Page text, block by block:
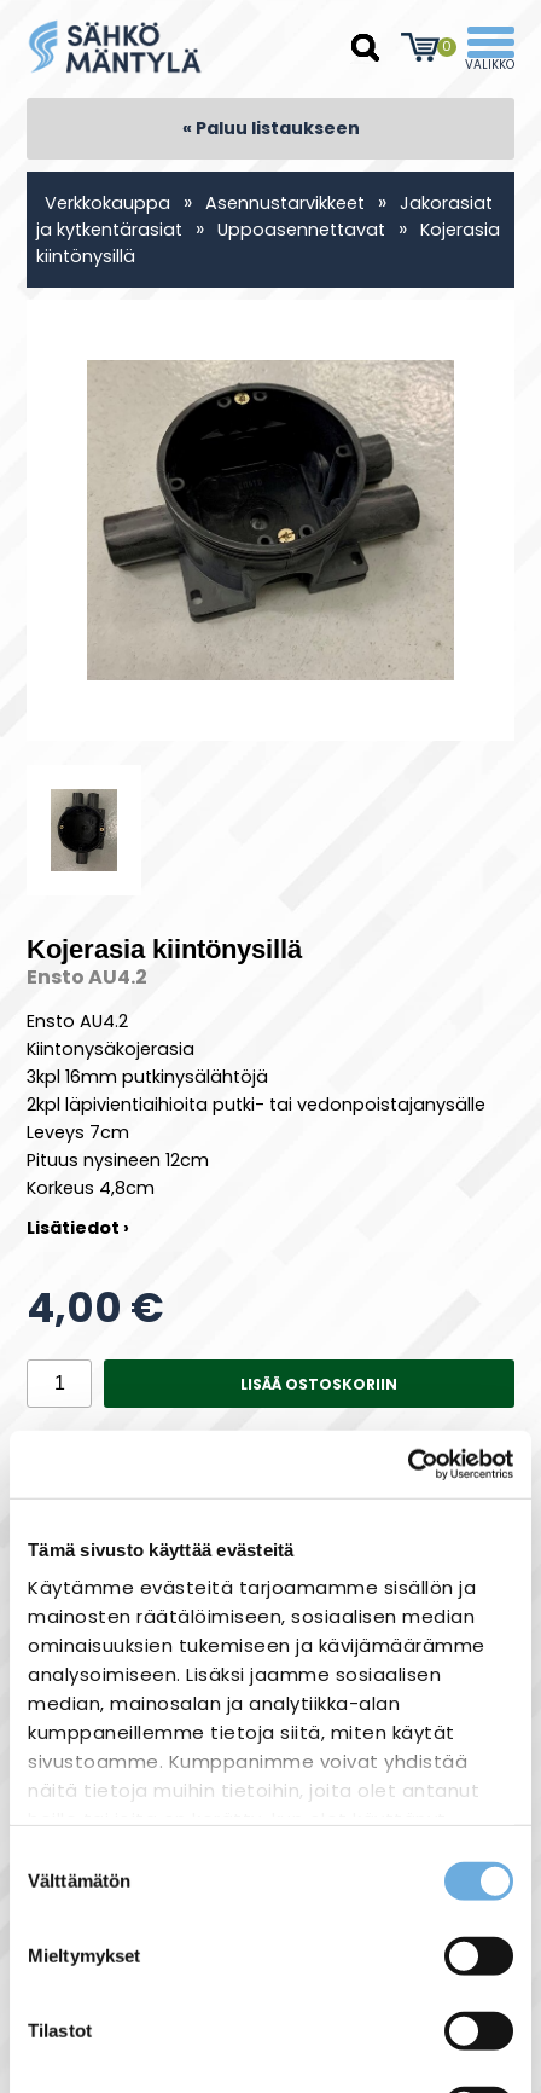
Tämä sivusto käyttää evästeitä
Käytämme evästeitä tarjoamamme sisällön ja
mainosten räätälöimiseen, sosiaalisen median
ominaisuuksien tukemiseen ja kävijämäärämme
analysoimiseen. Lisäksi jaamme sosiaalisen
median, mainosalan ja analytiikka-alan
kumppaneillemme tietoja siitä, miten käytät
sivustoamme. Kumppanimme voivat yhdistää
näitä tietoja muihin tietoihin, joita olet antanut
heille tai joita on kerätty, kun olet käyttänyt
valinta
Välttämätön
Mieltymykset
Tilastot
0
« Paluu listaukseen
Verkkokauppa » Asennustarvikkeet » Jakorasiat
ja kytkentärasiat
» Uppoasennettavat » Kojerasia
kiintönysillä
Kojerasia kiintönysillä
Ensto AU4.2
Ensto AU4.2
Kiintonysäkojerasia
3kpl 16mm putkinysälähtöjä
2kpl läpivientiaihioita putki- tai vedonpoistajanysälle
Leveys 7cm
Pituus nysineen 12cm
Korkeus 4,8cm
Lisätiedot ›
4,00 €
LISÄÄ OSTOSKORIIN
Maksa joustavasti osissa!
Nopea toimitus
Heti varastosta
Joustavat maksutavat
Tuotekuvaus
Kiintonysäkojerasia